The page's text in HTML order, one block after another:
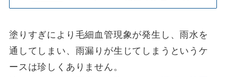
塗りすぎにより毛細血管現象が発生し、雨水を
通してしまい、雨漏りが生じてしまうというケ
ースは珍しくありません。